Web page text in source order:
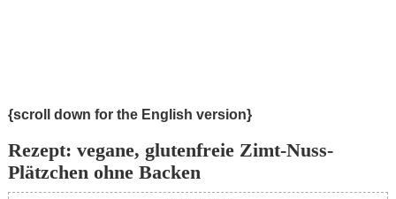
{scroll down for the English version}
Rezept: vegane, glutenfreie Zimt-Nuss-
Plätzchen ohne Backen